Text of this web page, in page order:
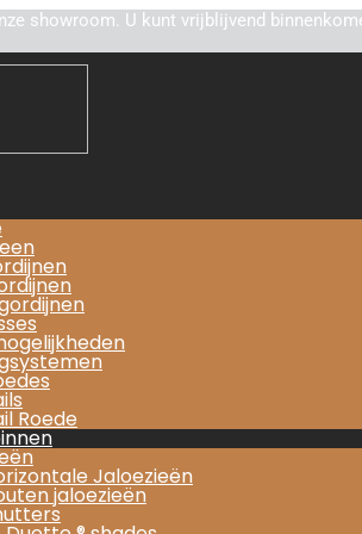
showroom. U kunt vrijblijvend
Roede
Jaloezieën
jaloezieën